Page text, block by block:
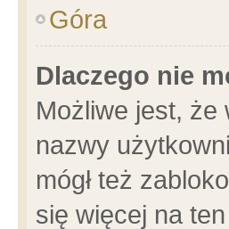
Góra
Dlaczego nie
Możliwe jest, że
nazwy
mógł też
się więcej na